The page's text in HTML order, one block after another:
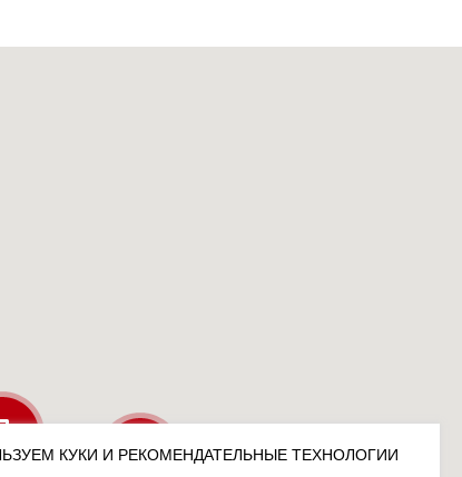
КУКИ И РЕКОМЕНДАТЕЛЬНЫЕ ТЕХНОЛОГИИ